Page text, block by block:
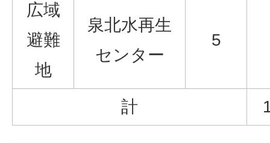
広域
避難
地
泉北水再生
センター
5
計